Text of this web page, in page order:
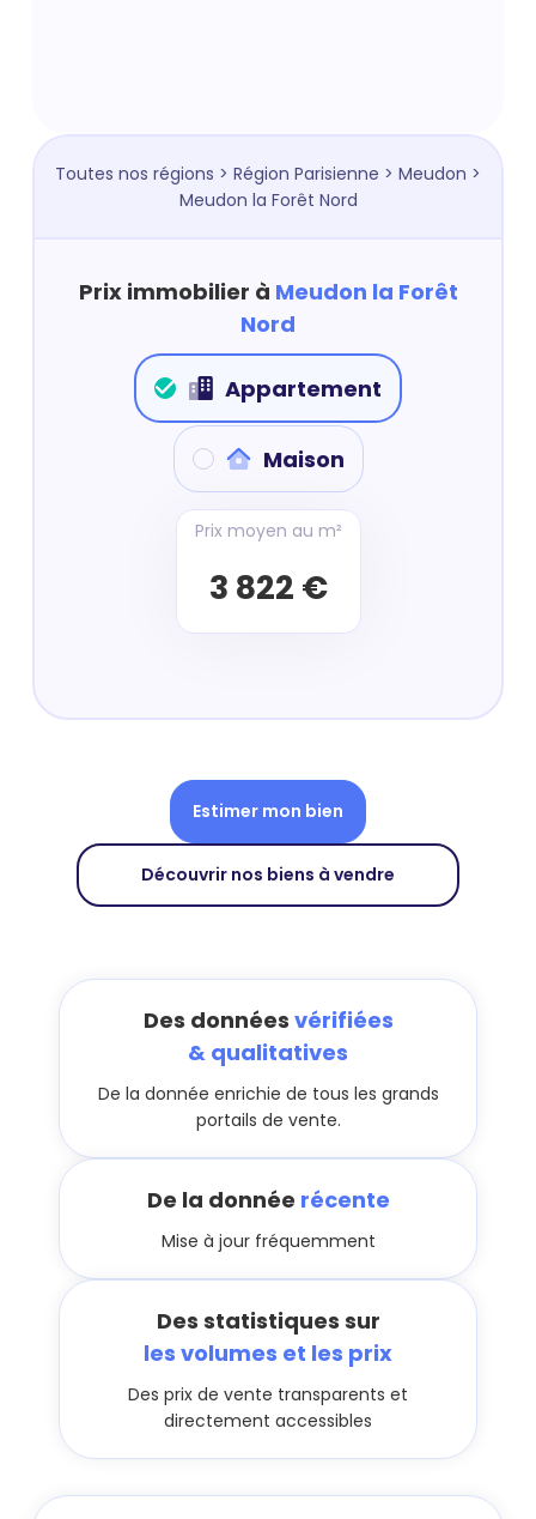
Toutes nos régions > Région Parisienne > Meudon >
Meudon la Forêt Nord
Prix immobilier à Meudon la Forêt
Nord
Appartement
Maison
Prix moyen au m²
3 822 €
Estimer mon bien
Découvrir nos biens à vendre
Des données vérifiées
& qualitatives
De la donnée enrichie de tous les grands
portails de vente.
De la donnée récente
Mise à jour fréquemment
Des statistiques sur
les volumes et les prix
Des prix de vente transparents et
directement accessibles